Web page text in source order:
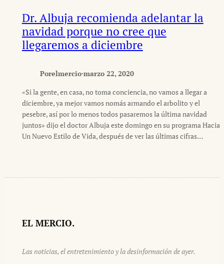
Dr. Albuja recomienda adelantar la
navidad porque no cree que
llegaremos a diciembre
Porelmercio·marzo 22, 2020
«Si la gente, en casa, no toma conciencia, no vamos a llegar a
diciembre, ya mejor vamos nomás armando el arbolito y el
pesebre, así por lo menos todos pasaremos la última navidad
juntos» dijo el doctor Albuja este domingo en su programa Hacia
Un Nuevo Estilo de Vida, después de ver las últimas cifras…
EL MERCIO.
Las noticias, el entretenimiento y la desinformación de ayer.